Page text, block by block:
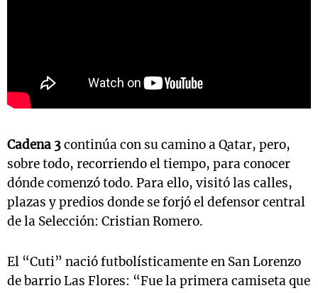
Cadena 3continúa con su camino a Qatar, pero,
sobre todo, recorriendo el tiempo, para conocer
dónde comenzó todo. Para ello, visitó las calles,
plazas y predios donde se forjó el defensor central
de la Selección: Cristian Romero.
El “Cuti” nació futbolísticamente en San Lorenzo
de barrio Las Flores: “Fue la primera camiseta que